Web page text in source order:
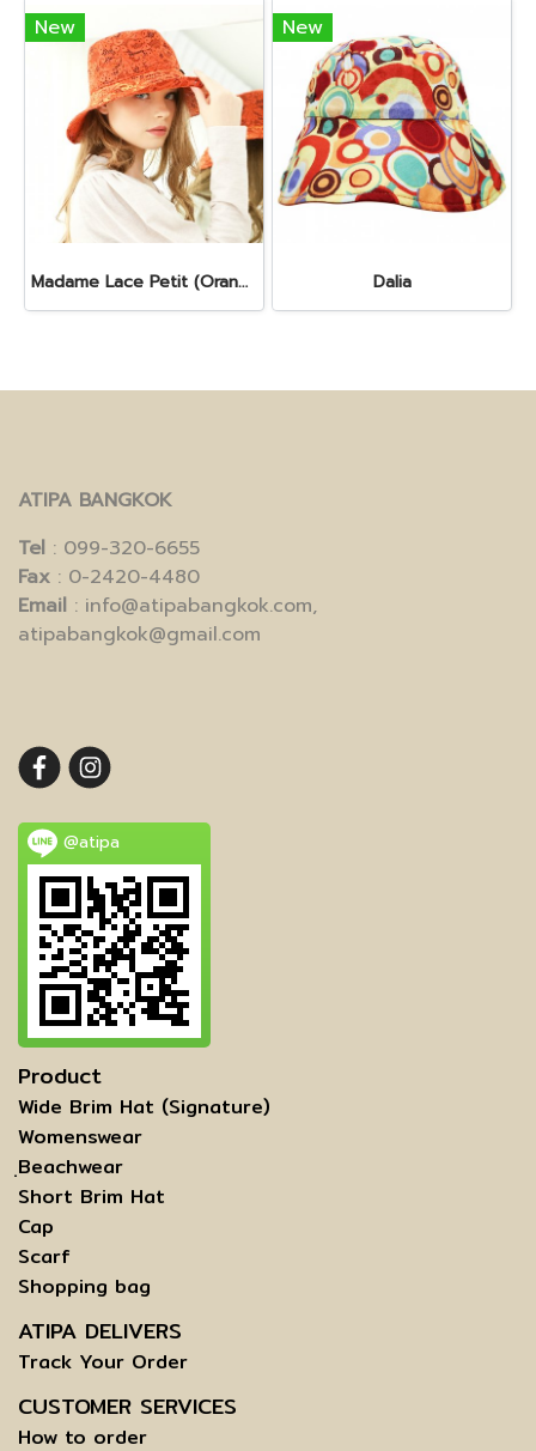
New
Madame Lace Petit (Orange)
New
Dalia
ATIPA BANGKOK
Tel : 099-320-6655
Fax : 0-2420-4480
Email : info@atipabangkok.com,
atipabangkok@gmail.com
@atipa
Product
Wide Brim Hat (Signature)
Womenswear
ฺBeachwear
Short Brim Hat
Cap
Scarf
Shopping bag
ATIPA DELIVERS
Track Your Order
CUSTOMER SERVICES
How to order